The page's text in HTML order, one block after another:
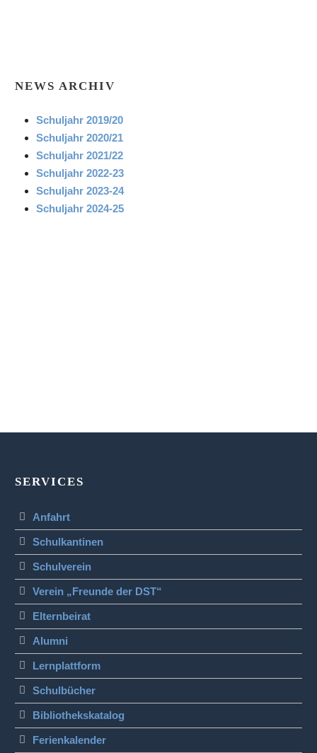
NEWS ARCHIV
Schuljahr 2019/20
Schuljahr 2020/21
Schuljahr 2021/22
Schuljahr 2022-23
Schuljahr 2023-24
Schuljahr 2024-25
SERVICES
Anfahrt
Schulkantinen
Schulverein
Verein „Freunde der DST“
Elternbeirat
Alumni
Lernplattform
Schulbücher
Bibliothekskatalog
Ferienkalender